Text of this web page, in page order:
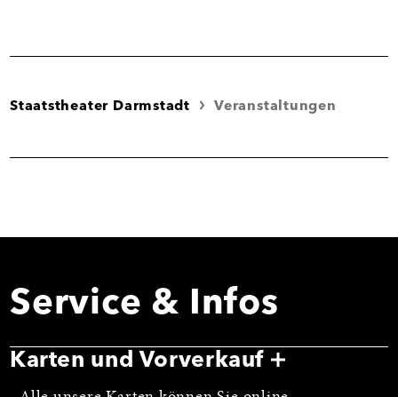
Staatstheater Darmstadt Veranstaltungen
Service & Infos
Karten und Vorverkauf